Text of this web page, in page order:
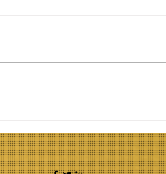
"τραύμα". Η ποπ
δε
παιδιά.